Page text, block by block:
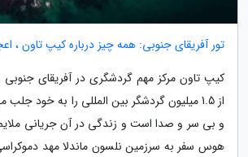
تور آفریقای جنوبی: همه چیز درباره کیپ تاون ،
کیپ تاون مرکز مهم گردشگری در آفریقای
از 1.5 میلیون گردشگر بین المللی را به خود
و بی سر و صدا است و زندگی در آن جریانی ملایم
هوس سفر به سرزمین نلسون ماندلا مهد دموکراسی